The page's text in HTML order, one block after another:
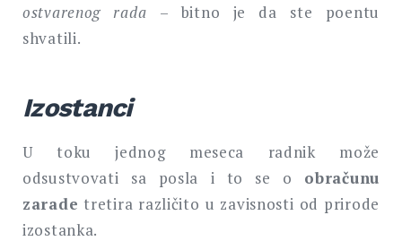
ostvarenog rada – bitno je da ste poentu
shvatili.
Izostanci
U toku jednog meseca radnik može
odsustvovati sa posla i to se o obračunu
zarade tretira različito u zavisnosti od prirode
izostanka.